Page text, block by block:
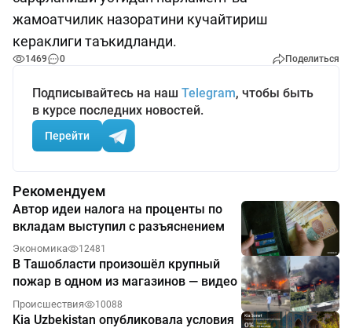
жамоатчилик назоратини кучайтириш
кераклиги таъкидланди.
1469 0 Поделиться
Подписывайтесь на наш Telegram, чтобы быть
в курсе последних новостей.
Перейти
Рекомендуем
Автор идеи налога на проценты по
вкладам выступил с разъяснением
Экономика 12481
В Ташобласти произошёл крупный
пожар в одном из магазинов — видео
Происшествия 10088
Kia Uzbekistan опубликовала условия